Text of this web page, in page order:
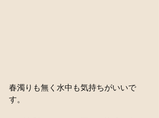
春濁りも無く水中も気持ちがいいで
す。